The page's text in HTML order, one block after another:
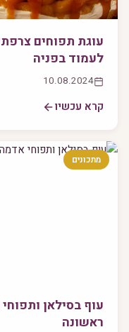
עוגת תפוחים
לעמוד בפניה
10.08.2024
קרא עכשיו
מתכונים
עוף בסילאן
ראשונה